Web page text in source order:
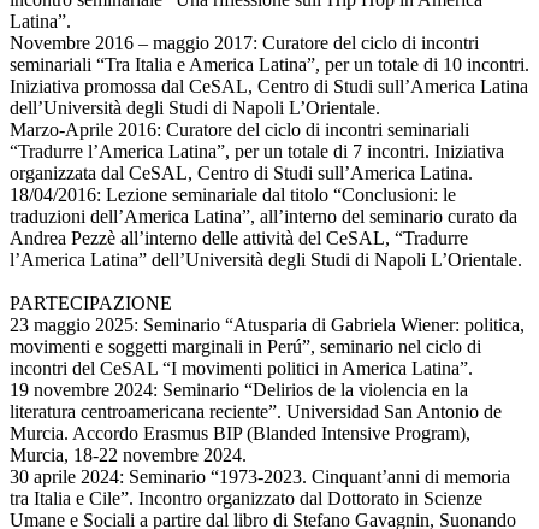
Latina”.
Novembre 2016 – maggio 2017: Curatore del ciclo di incontri
seminariali “Tra Italia e America Latina”, per un totale di 10 incontri.
Iniziativa promossa dal CeSAL, Centro di Studi sull’America Latina
dell’Università degli Studi di Napoli L’Orientale.
Marzo-Aprile 2016: Curatore del ciclo di incontri seminariali
“Tradurre l’America Latina”, per un totale di 7 incontri. Iniziativa
organizzata dal CeSAL, Centro di Studi sull’America Latina.
18/04/2016: Lezione seminariale dal titolo “Conclusioni: le
traduzioni dell’America Latina”, all’interno del seminario curato da
Andrea Pezzè all’interno delle attività del CeSAL, “Tradurre
l’America Latina” dell’Università degli Studi di Napoli L’Orientale.
PARTECIPAZIONE
23 maggio 2025: Seminario “Atusparia di Gabriela Wiener: politica,
movimenti e soggetti marginali in Perú”, seminario nel ciclo di
incontri del CeSAL “I movimenti politici in America Latina”.
19 novembre 2024: Seminario “Delirios de la violencia en la
literatura centroamericana reciente”. Universidad San Antonio de
Murcia. Accordo Erasmus BIP (Blanded Intensive Program),
Murcia, 18-22 novembre 2024.
30 aprile 2024: Seminario “1973-2023. Cinquant’anni di memoria
tra Italia e Cile”. Incontro organizzato dal Dottorato in Scienze
Umane e Sociali a partire dal libro di Stefano Gavagnin, Suonando